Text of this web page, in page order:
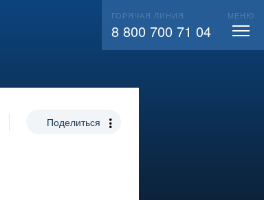
ВЫЗВАТЬ СЛЕСАРЯ
ГОРЯЧАЯ ЛИНИЯ
8 800 700 71 04
МЕНЮ
Поделиться